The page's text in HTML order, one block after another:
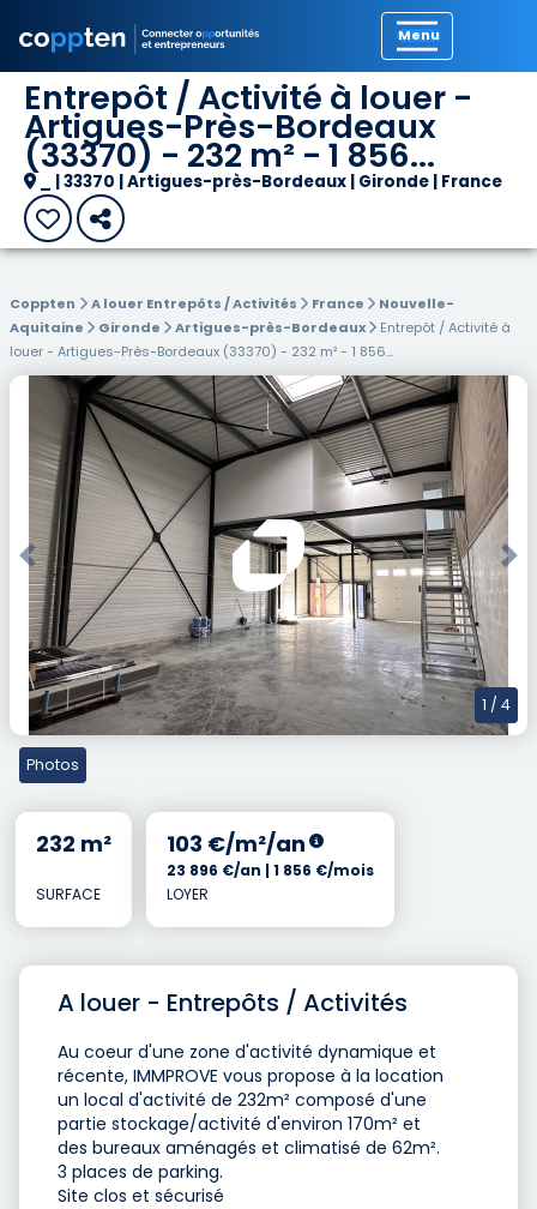
Entrepôt / Activité à louer -
Artigues-Près-Bordeaux
(33370) - 232 m² - 1 856...
_ | 33370 | Artigues-près-Bordeaux | Gironde | France
Coppten A louer Entrepôts / Activités France
Nouvelle-
Aquitaine
Gironde Artigues-près-Bordeaux
Entrepôt / Activité à
louer - Artigues-Près-Bordeaux (33370) - 232 m² - 1 856...
Previous
1 / 4
Photos
232 m²
SURFACE
103 €/m²/an
23 896 €/an | 1 856 €/mois
LOYER
A louer - Entrepôts / Activités
Au coeur d'une zone d'activité dynamique et
récente, IMMPROVE vous propose à la location
un local d'activité de 232m² composé d'une
partie stockage/activité d'environ 170m² et
des bureaux aménagés et climatisé de 62m².
3 places de parking.
Site clos et sécurisé